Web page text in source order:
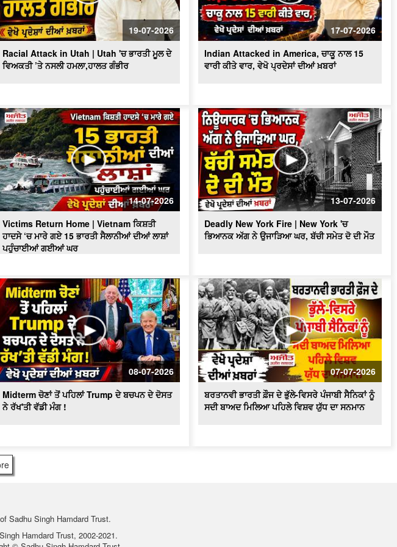
ਬਰਤਾਨਵੀ ਭਾਰਤੀ ਫ਼ੌਜ ਦੇ ਭੁੱਲੇ-ਵਿਸਰੇ ਪੰਜਾਬੀ
ਸੈਨਿਕਾਂ ਨੂੰ ਸਦੀ ਬਾਅਦ ਮਿਲਿਆ ਪਹਿਲੇ ਵਿਸ਼ਵ
ਯੁੱਧ ਦਾ ਸਨਮਾਨ
19-07-2026
Racial Attack in Utah | Utah 'ਚ ਭਾਰਤੀ ਮੂਲ ਦੇ
ਵਿਅਕਤੀ ’ਤੇ ਨਸਲੀ ਹਮਲਾ,ਹਾਲਤ ਗੰਭੀਰ
17-07-2026
Indian Attacked in America, ਚਾਕੂ ਨਾਲ 15
ਵਾਰੀ ਕੀਤੇ ਵਾਰ, ਵੇਖੋ ਪ੍ਰਦੇਸਾਂ ਦੀਆਂ ਖ਼ਬਰਾਂ
14-07-2026
Victims Return Home | Vietnam ਕਿਸ਼ਤੀ
ਹਾਦਸੇ ‘ਚ ਮਾਰੇ ਗਏ 15 ਭਾਰਤੀ ਸੈਲਾਨੀਆਂ ਦੀਆਂ ਲਾਸ਼ਾਂ
ਪਹੁੰਚਾਈਆਂ ਗਈਆਂ ਘਰ
13-07-2026
Deadly New York Fire | New York 'ਚ
ਭਿਆਨਕ ਅੱਗ ਨੇ ਉਜਾੜਿਆ ਘਰ, ਬੱਚੀ ਸਮੇਤ ਦੋ ਦੀ ਮੌਤ
08-07-2026
Midterm ਚੋਣਾਂ ਤੋਂ ਪਹਿਲਾਂ Trump ਦੇ ਬਚਪਨ ਦੇ ਦੋਸਤ
ਨੇ ਰੱਖ'ਤੀ ਵੱਡੀ ਮੰਗ !
07-07-2026
ਬਰਤਾਨਵੀ ਭਾਰਤੀ ਫ਼ੌਜ ਦੇ ਭੁੱਲੇ-ਵਿਸਰੇ ਪੰਜਾਬੀ ਸੈਨਿਕਾਂ ਨੂੰ
ਸਦੀ ਬਾਅਦ ਮਿਲਿਆ ਪਹਿਲੇ ਵਿਸ਼ਵ ਯੁੱਧ ਦਾ ਸਨਮਾਨ
Sadhu Singh Hamdard Trust.
Hamdard Trust, 2002-2021.